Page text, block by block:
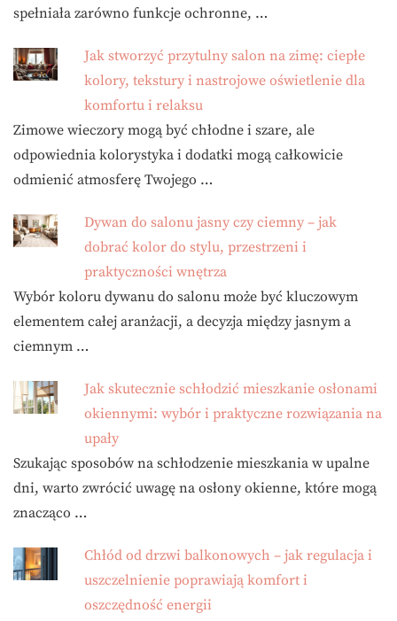
spełniała zarówno funkcje ochronne, …
Jak stworzyć przytulny salon na zimę: ciepłe
kolory, tekstury i nastrojowe oświetlenie dla
komfortu i relaksu
Zimowe wieczory mogą być chłodne i szare, ale
odpowiednia kolorystyka i dodatki mogą całkowicie
odmienić atmosferę Twojego …
Dywan do salonu jasny czy ciemny – jak
dobrać kolor do stylu, przestrzeni i
praktyczności wnętrza
Wybór koloru dywanu do salonu może być kluczowym
elementem całej aranżacji, a decyzja między jasnym a
ciemnym …
Jak skutecznie schłodzić mieszkanie osłonami
okiennymi: wybór i praktyczne rozwiązania na
upały
Szukając sposobów na schłodzenie mieszkania w upalne
dni, warto zwrócić uwagę na osłony okienne, które mogą
znacząco …
Chłód od drzwi balkonowych – jak regulacja i
uszczelnienie poprawiają komfort i
oszczędność energii